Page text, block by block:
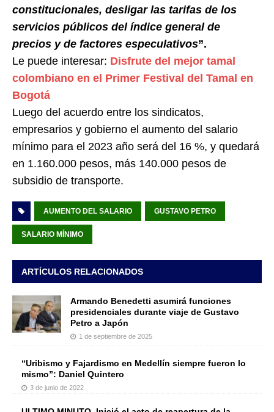
constitucionales, desligar las tarifas de los
servicios públicos del índice general de
precios y de factores especulativos”.
Le puede interesar: Disfrute del mejor tamal
colombiano en el Primer Festival del Tamal en
Bogotá
Luego del acuerdo entre los sindicatos,
empresarios y gobierno el aumento del salario
mínimo para el 2023 año será del 16 %, y quedará
en 1.160.000 pesos, más 140.000 pesos de
subsidio de transporte.
AUMENTO DEL SALARIO GUSTAVO PETRO
SALARIO MÍNIMO
ARTÍCULOS RELACIONADOS
Armando Benedetti asumirá funciones
presidenciales durante viaje de Gustavo
Petro a Japón
1 de septiembre de 2025
“Uribismo y Fajardismo en Medellín siempre fueron lo
mismo”: Daniel Quintero
3 de junio de 2022